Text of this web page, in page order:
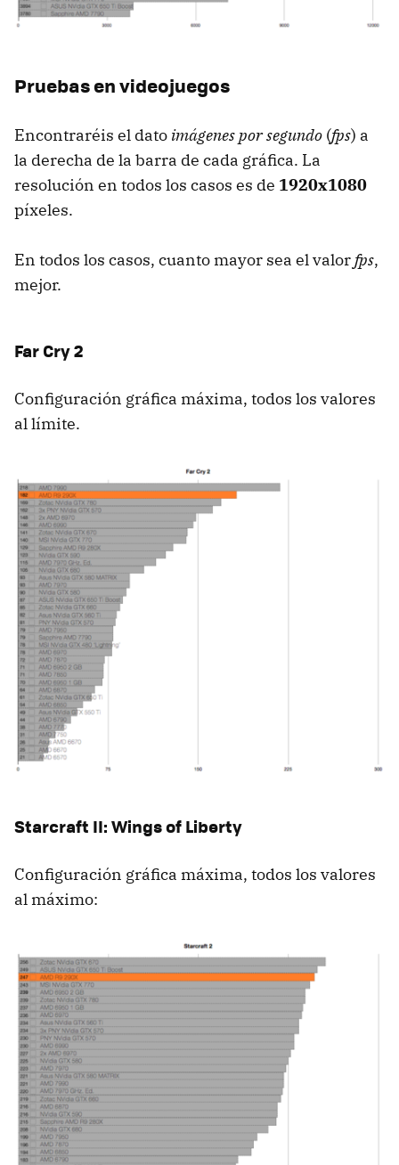
Pruebas en videojuegos
Encontraréis el dato imágenes por segundo (fps) a
la derecha de la barra de cada gráfica. La
resolución en todos los casos es de 1920x1080
píxeles.
En todos los casos, cuanto mayor sea el valorfps,
mejor.
Far Cry 2
Configuración gráfica máxima, todos los valores
al límite.
Starcraft II: Wings of Liberty
Configuración gráfica máxima, todos los valores
al máximo: